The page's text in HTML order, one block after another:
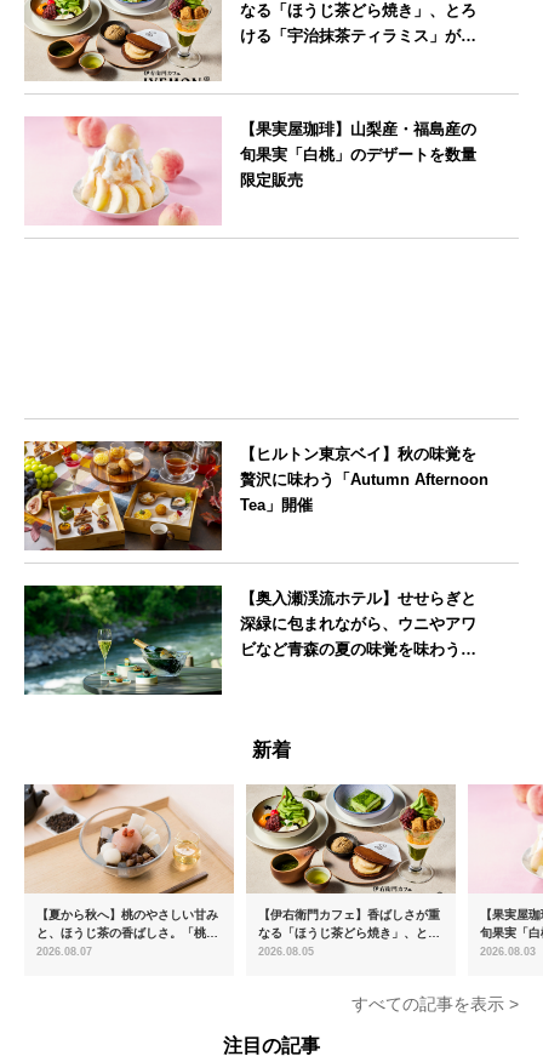
なる「ほうじ茶どら焼き」、とろ
ける「宇治抹茶ティラミス」が新
【果実屋珈琲】山梨産・福島産の
旬果実「白桃」のデザートを数量
限定販売
【ヒルトン東京ベイ】秋の味覚を
贅沢に味わう「Autumn Afternoon
Tea」開催
【奥入瀬渓流ホテル】せせらぎと
深緑に包まれながら、ウニやアワ
ビなど青森の夏の味覚を味わうフ
新着
【夏から秋へ】桃のやさしい甘み
と、ほうじ茶の香ばしさ。「桃と
ほうじ茶のあんみつ」を8月中旬
2026.08.07
【伊右衛門カフェ】香ばしさが重
なる「ほうじ茶どら焼き」、とろ
ける「宇治抹茶ティラミス」が新
2026.08.05
【果実屋
旬果実「
限定販売
2026.08.03
すべての記事を表示 >
注目の記事